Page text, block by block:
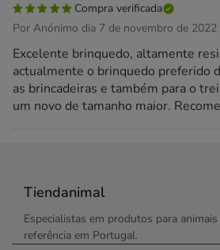
Compra verificada
Por Anónimo dia 7 de novembro de 2022
Excelente brinquedo, altamente
actualmente o brinquedo preferido
as brincadeiras e também para o
um novo de tamanho maior.
Tiendanimal
Especialistas em produtos para
referência em Portugal.